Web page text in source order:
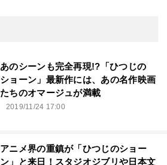
あのシーンも完全再現!?「ひつじの
ショーン」最新作には、あの名作映画
たちのオマージュが満載
2019/11/24 17:00
アニメ界の重鎮が「ひつじのショー
ン」と来日！スタジオジブリや日本文